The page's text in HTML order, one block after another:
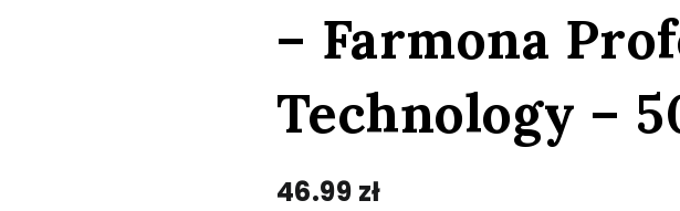
– Farmona
Technology –
46.99 zł